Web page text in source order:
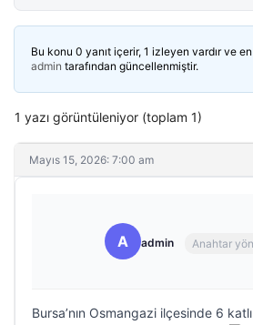
Bu konu 0 yanıt içerir, 1 izleyen vardır ve
admin tarafından güncellenmiştir.
1 yazı görüntüleniyor (toplam 1)
Mayıs 15, 2026: 7:00 am
A admin Anahtar
Bursa’nın Osmangazi ilçesinde 6